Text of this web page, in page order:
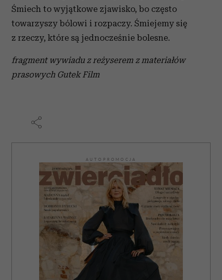
Śmiech to wyjątkowe zjawisko, bo często
towarzyszy bólowi i rozpaczy. Śmiejemy się
z rzeczy, które są jednocześnie bolesne.
fragment wywiadu z reżyserem z materiałów
prasowych Gutek Film
AUTOPROMOCJA